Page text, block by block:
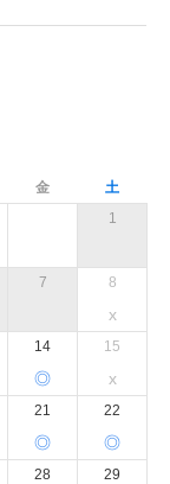
】
チン(2口コン
品
金
土
1
7 8
x
14
◎
15
x
21
◎
22
◎
28 29